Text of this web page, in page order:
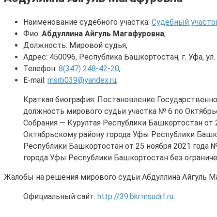
Наименование судебного участка: Судебный
Фио: Абдуллина Айгуль Магафуровна;
Должность: Мировой судья;
Адрес: 450096, Республика Башкортостан, г. Уфа,
Телефон: 8(347) 248-42-20;
E-mail: msrb039@yandex.ru;
Краткая биография: Постановление
должность мирового судьи участка № 6 по
Собрания — Курултая Республики Башкортостан
Октябрьскому району города Уфы Республики
Республики Башкортостан от 25 ноября 2021
города Уфы Республики Башкортостан без
Жалобы на решения мирового судьи Абдуллина Айгуль
Официальный сайт: http://39.bkr.msudrf.ru.